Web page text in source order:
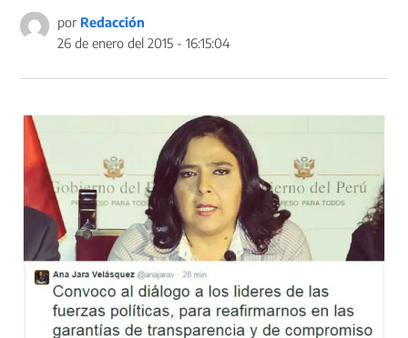
por Redacción
26 de enero del 2015 - 16:15:04